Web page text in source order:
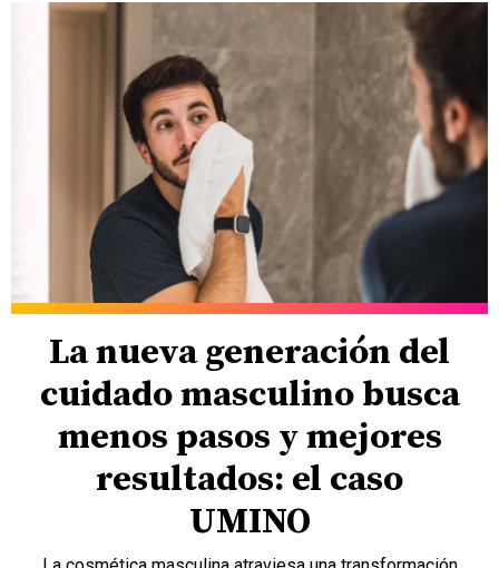
La nueva generación del
cuidado masculino busca
menos pasos y mejores
resultados: el caso
UMINO